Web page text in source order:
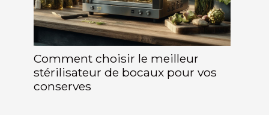
Comment choisir le meilleur
stérilisateur de bocaux pour vos
conserves